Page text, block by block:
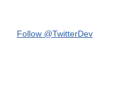
Follow @TwitterDev